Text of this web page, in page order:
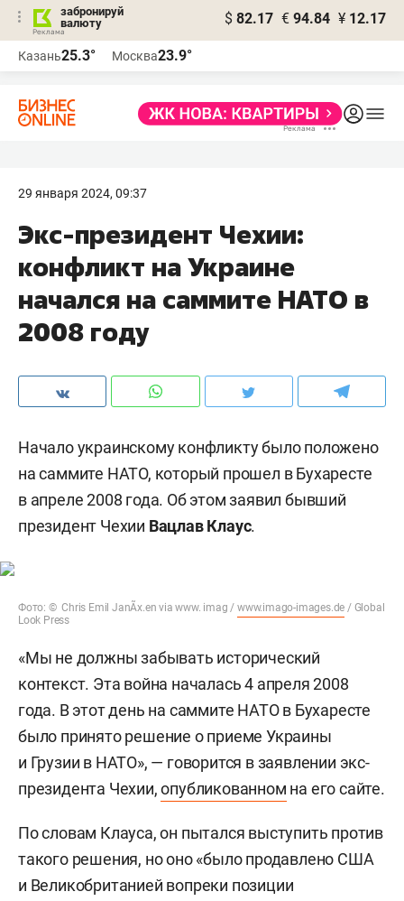
забронируй
валюту
$ 82.17 € 94.84 ¥ 12.17
Казань25.3° Москва23.9°
29 января 2024, 09:37
Экс-президент Чехии:
конфликт на Украине
начался на саммите НАТО в
2008 году
Начало украинскому конфликту было положено
на саммите НАТО, который прошел в Бухаресте
в апреле 2008 года. Об этом заявил бывший
президент Чехии Вацлав Клаус.
Фото: © Chris Emil JanÃx.en via www. imag /www.imago-images.de / Global
Look Press
«Мы не должны забывать исторический
контекст. Эта война началась 4 апреля 2008
года. В этот день на саммите НАТО в Бухаресте
было принято решение о приеме Украины
и Грузии в НАТО», — говорится в заявлении экс-
президента Чехии,опубликованном на его сайте.
По словам Клауса, он пытался выступить против
такого решения, но оно «было продавлено США
и Великобританией вопреки позиции